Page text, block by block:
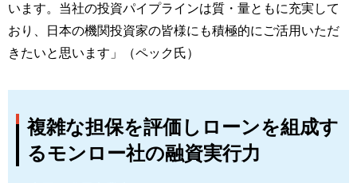
います。当社の投資パイプラインは質・量ともに充実して
おり、日本の機関投資家の皆様にも積極的にご活用いただ
きたいと思います」（ペック氏）
複雑な担保を評価しローンを組成す
るモンロー社の融資実行力